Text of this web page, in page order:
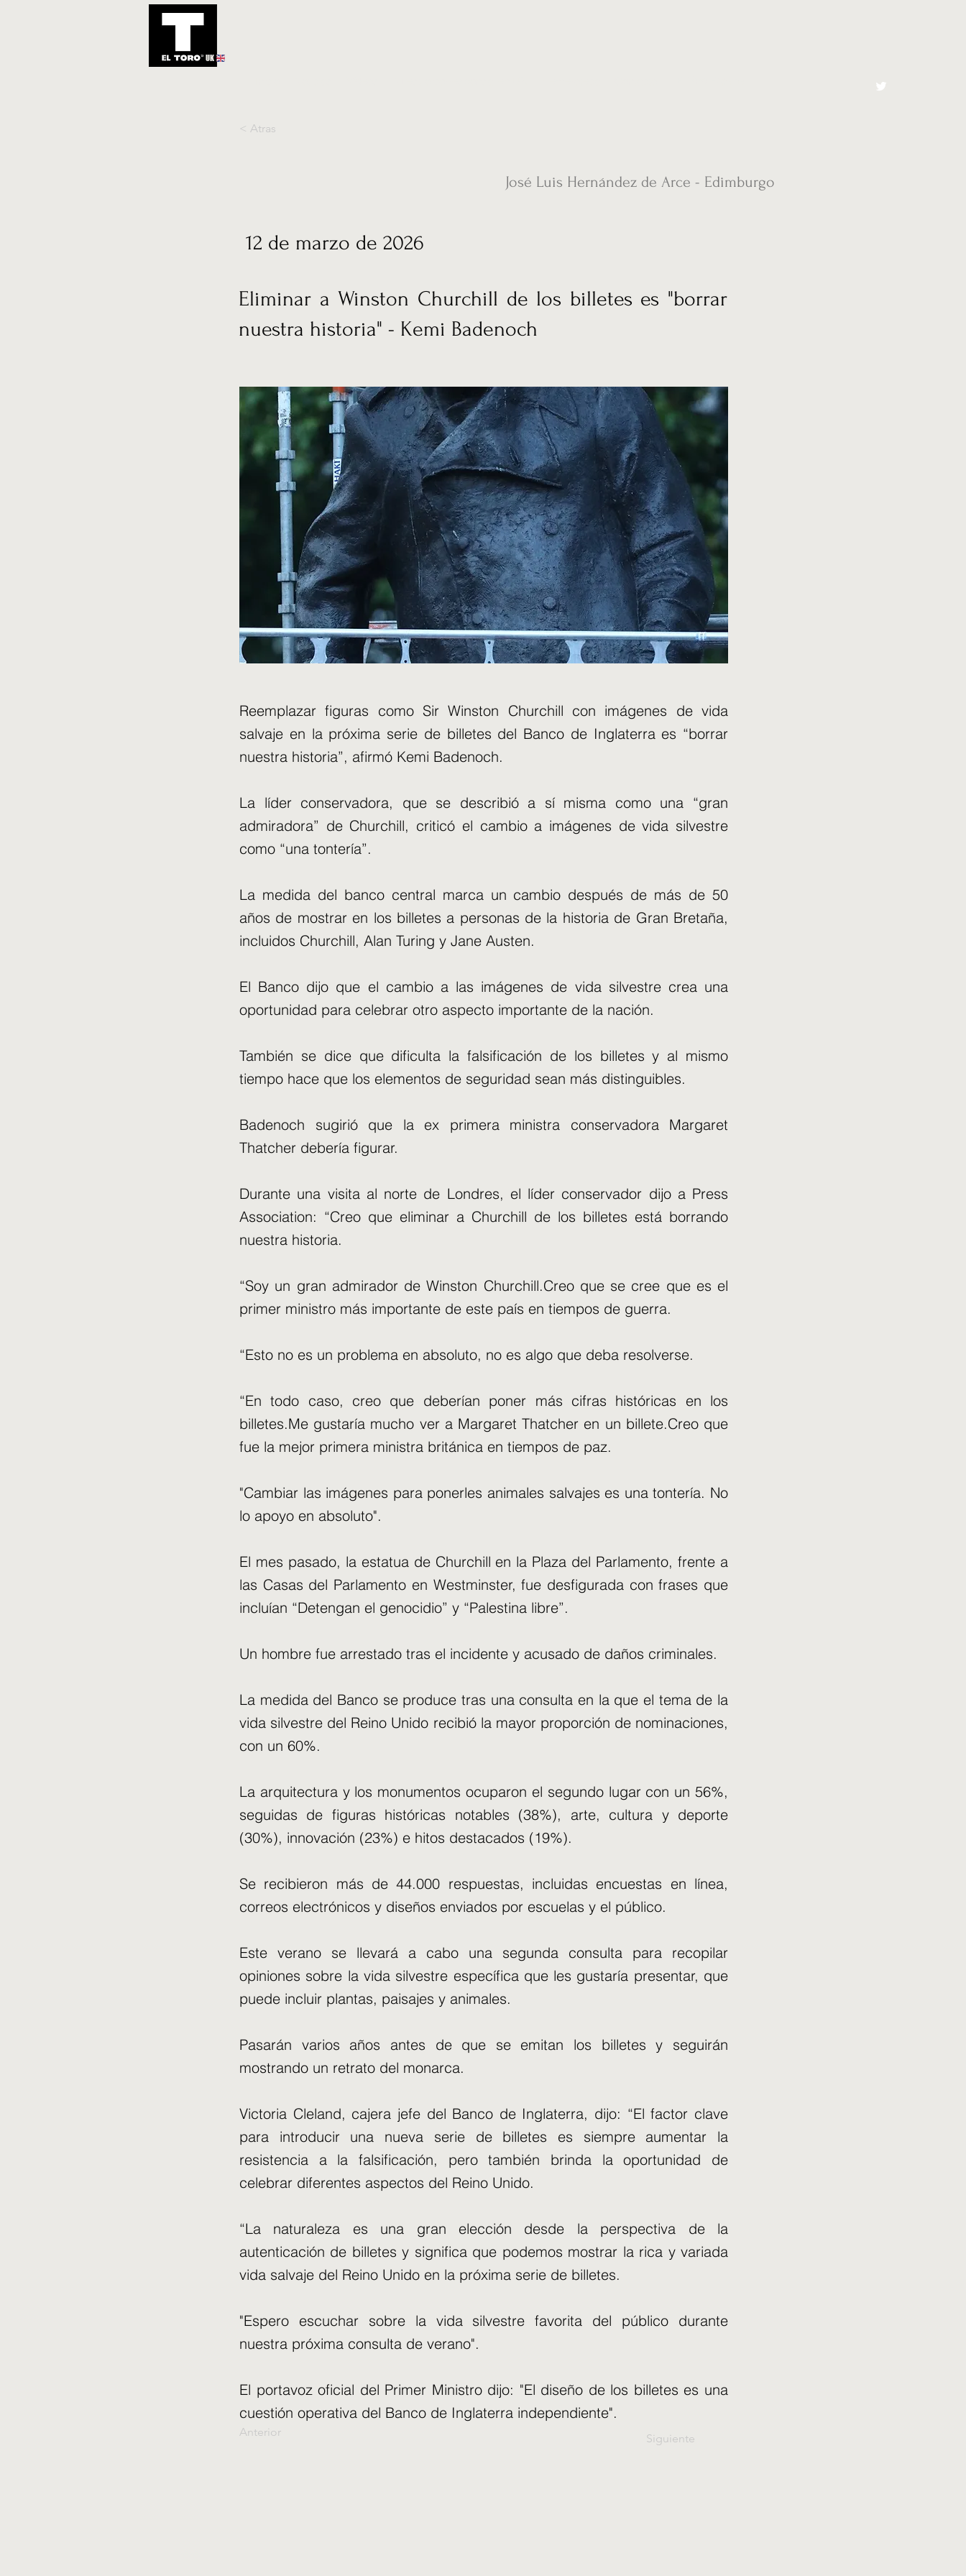
UK
< Atras
José Luis Hernández de Arce - Edimburgo
12 de marzo de 2026
Eliminar a Winston Churchill de los billetes es "borrar
nuestra historia" - Kemi Badenoch
Reemplazar figuras como Sir Winston Churchill con imágenes de vida
salvaje en la próxima serie de billetes del Banco de Inglaterra es “borrar
nuestra historia”, afirmó Kemi Badenoch.
La líder conservadora, que se describió a sí misma como una “gran
admiradora” de Churchill, criticó el cambio a imágenes de vida silvestre
como “una tontería”.
La medida del banco central marca un cambio después de más de 50
años de mostrar en los billetes a personas de la historia de Gran Bretaña,
incluidos Churchill, Alan Turing y Jane Austen.
El Banco dijo que el cambio a las imágenes de vida silvestre crea una
oportunidad para celebrar otro aspecto importante de la nación.
También se dice que dificulta la falsificación de los billetes y al mismo
tiempo hace que los elementos de seguridad sean más distinguibles.
Badenoch sugirió que la ex primera ministra conservadora Margaret
Thatcher debería figurar.
Durante una visita al norte de Londres, el líder conservador dijo a Press
Association: “Creo que eliminar a Churchill de los billetes está borrando
nuestra historia.
“Soy un gran admirador de Winston Churchill.Creo que se cree que es el
primer ministro más importante de este país en tiempos de guerra.
“Esto no es un problema en absoluto, no es algo que deba resolverse.
“En todo caso, creo que deberían poner más cifras históricas en los
billetes.Me gustaría mucho ver a Margaret Thatcher en un billete.Creo que
fue la mejor primera ministra británica en tiempos de paz.
"Cambiar las imágenes para ponerles animales salvajes es una tontería. No
lo apoyo en absoluto".
El mes pasado, la estatua de Churchill en la Plaza del Parlamento, frente a
las Casas del Parlamento en Westminster, fue desfigurada con frases que
incluían “Detengan el genocidio” y “Palestina libre”.
Un hombre fue arrestado tras el incidente y acusado de daños criminales.
La medida del Banco se produce tras una consulta en la que el tema de la
vida silvestre del Reino Unido recibió la mayor proporción de nominaciones,
con un 60%.
La arquitectura y los monumentos ocuparon el segundo lugar con un 56%,
seguidas de figuras históricas notables (38%), arte, cultura y deporte
(30%), innovación (23%) e hitos destacados (19%).
Se recibieron más de 44.000 respuestas, incluidas encuestas en línea,
correos electrónicos y diseños enviados por escuelas y el público.
Este verano se llevará a cabo una segunda consulta para recopilar
opiniones sobre la vida silvestre específica que les gustaría presentar, que
puede incluir plantas, paisajes y animales.
Pasarán varios años antes de que se emitan los billetes y seguirán
mostrando un retrato del monarca.
Victoria Cleland, cajera jefe del Banco de Inglaterra, dijo: “El factor clave
para introducir una nueva serie de billetes es siempre aumentar la
resistencia a la falsificación, pero también brinda la oportunidad de
celebrar diferentes aspectos del Reino Unido.
“La naturaleza es una gran elección desde la perspectiva de la
autenticación de billetes y significa que podemos mostrar la rica y variada
vida salvaje del Reino Unido en la próxima serie de billetes.
"Espero escuchar sobre la vida silvestre favorita del público durante
nuestra próxima consulta de verano".
El portavoz oficial del Primer Ministro dijo: "El diseño de los billetes es una
cuestión operativa del Banco de Inglaterra independiente".
Anterior Siguiente